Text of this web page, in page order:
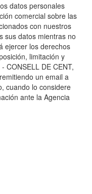
datos personales
comercial sobre las
con nuestros
sus datos mientras no
ejercer los derechos
limitación y
CONSELL DE CENT,
un email a
cuando lo considere
ante la Agencia